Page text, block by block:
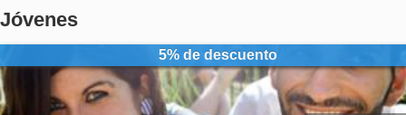
EXPLORAR
Identifícate
Jóvenes
5% de descuento